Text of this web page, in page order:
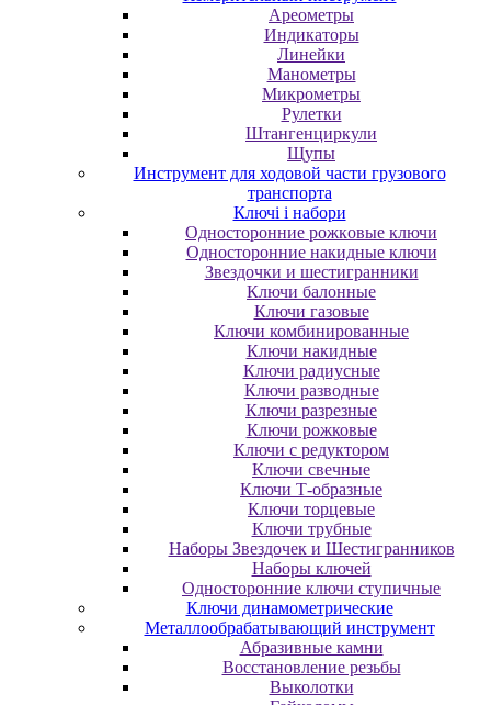
Ареометры
Индикаторы
Линейки
Манометры
Микрометры
Рулетки
Штангенциркули
Щупы
Инструмент для ходовой части грузового
транспорта
Ключі і набори
Oднocтopoнниe poжкoвыe ключи
Oднocтopoнниe нaкидныe ключи
Звездочки и шестигранники
Ключи балонные
Ключи газовые
Ключи комбинированные
Ключи накидные
Ключи радиусные
Ключи разводные
Ключи разрезные
Ключи рожковые
Ключи с редуктором
Ключи свечные
Ключи Т-образные
Ключи торцевые
Ключи трубные
Наборы Звездочек и Шестигранников
Наборы ключей
Односторонние ключи ступичные
Ключи динамометрические
Металлообрабатывающий инструмент
Абразивные камни
Восстановление резьбы
Выколотки